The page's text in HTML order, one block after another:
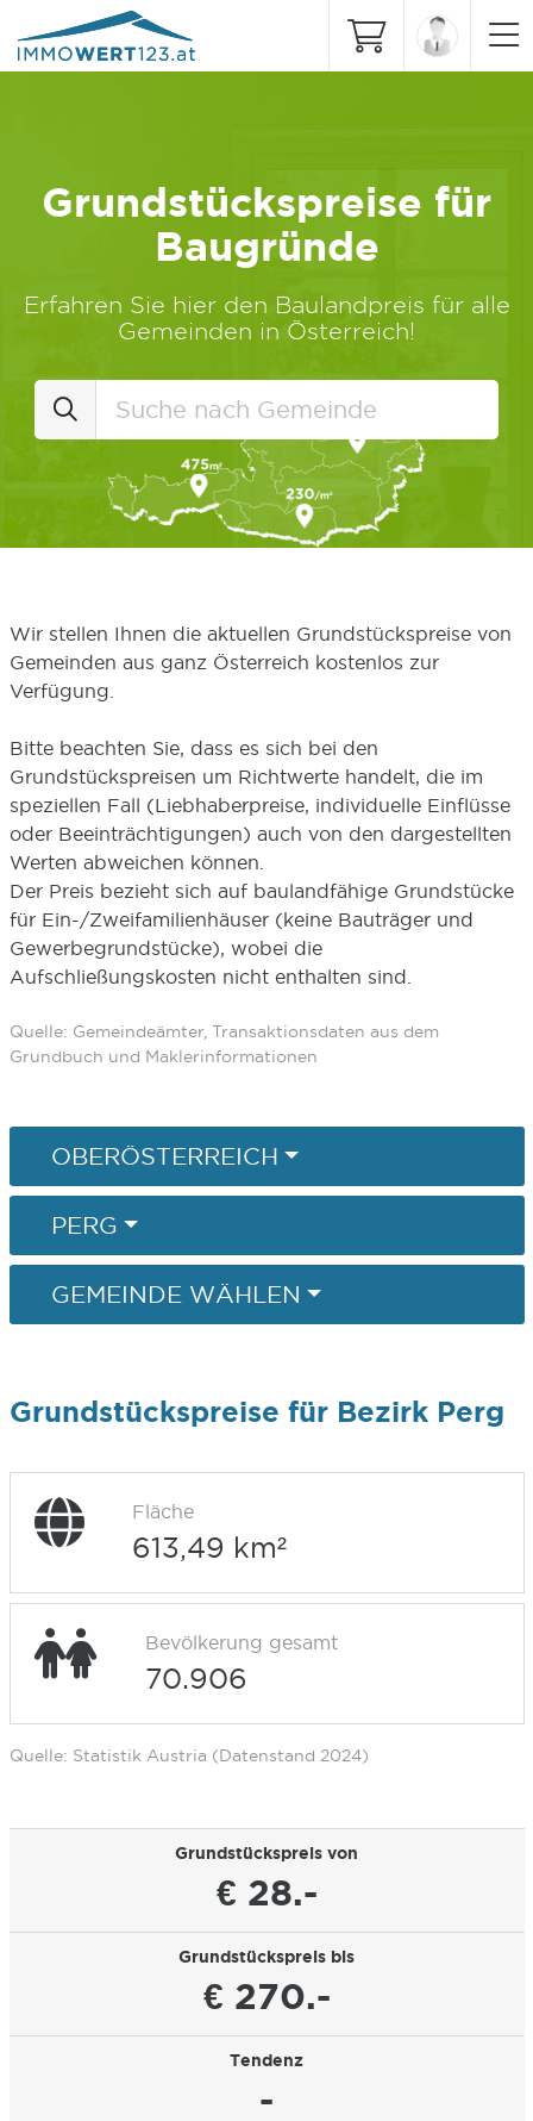
Grundstückspreise für
Baugründe
Erfahren Sie hier den Baulandpreis für alle
Gemeinden in Österreich!
Wir stellen Ihnen die aktuellen Grundstückspreise von
Gemeinden aus ganz Österreich kostenlos zur
Verfügung.
Bitte beachten Sie, dass es sich bei den
Grundstückspreisen um Richtwerte handelt, die im
speziellen Fall (Liebhaberpreise, individuelle Einflüsse
oder Beeinträchtigungen) auch von den dargestellten
Werten abweichen können.
Der Preis bezieht sich auf baulandfähige Grundstücke
für Ein-/Zweifamilienhäuser (keine Bauträger und
Gewerbegrundstücke), wobei die
Aufschließungskosten nicht enthalten sind.
Quelle: Gemeindeämter, Transaktionsdaten aus dem
Grundbuch und Maklerinformationen
OBERÖSTERREICH
PERG
GEMEINDE WÄHLEN
Grundstückspreise für Bezirk Perg
Fläche
613,49 km²
Bevölkerung gesamt
70.906
Quelle: Statistik Austria (Datenstand 2024)
Grundstückspreis von
€ 28.-
Grundstückspreis bis
€ 270.-
Tendenz
-